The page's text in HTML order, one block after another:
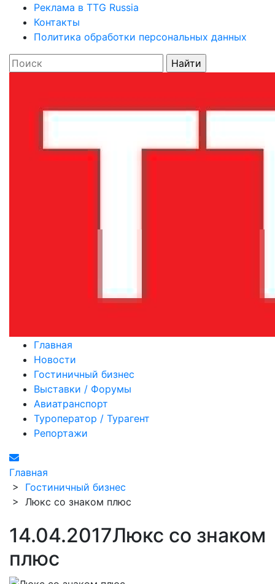
Реклама в TTG Russia
Контакты
Политика обработки персональных данных
Главная
Новости
Гостиничный бизнес
Выставки / Форумы
Авиатранспорт
Туроператор / Турагент
Репортажи
Главная
> Гостиничный бизнес
> Люкс со знаком плюс
14.04.2017Люкс со знаком
плюс